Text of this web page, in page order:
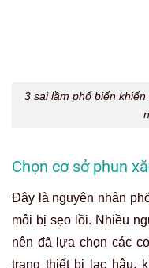
3 sai lầm phổ biến
Chọn cơ sở phun
Đây là nguyên nhân
môi bị sẹo lồi. Nhiều
nên đã lựa chọn các
trang thiết bị lạc hậu,